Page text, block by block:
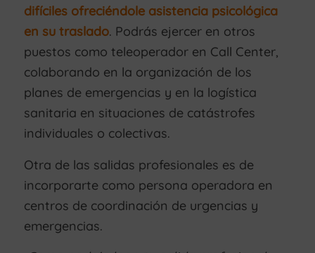
difíciles ofreciéndole asistencia psicológica
en su traslado. Podrás ejercer en otros
puestos como teleoperador en Call Center,
colaborando en la organización de los
planes de emergencias y en la logística
sanitaria en situaciones de catástrofes
individuales o colectivas.
Otra de las salidas profesionales es de
incorporarte como persona operadora en
centros de coordinación de urgencias y
emergencias.